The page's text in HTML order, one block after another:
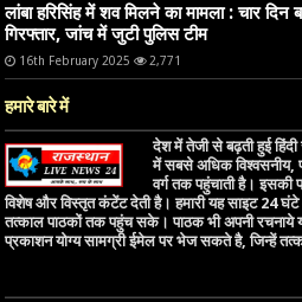
लांबा हरिसिंह में शव मिलने का मामला : चार दिन
गिरफ्तार, जांच में जुटी पुलिस टीम
16th February 2025 2,771
हमारे बारे में
देश में तेजी से बढ़ती हुई हिंदी
में सबसे अधिक विश्वसनीय,
वर्ग तक पहुंचाती है। इसकी
विशेष और विस्तृत कंटेंट देती है। हमारी यह साइट 24
तत्काल पाठकों तक पहुंच सके। पाठक भी अपनी
प्रकाशन योग्य सामग्री ईमेल पर भेज सकते है, जिन्हें